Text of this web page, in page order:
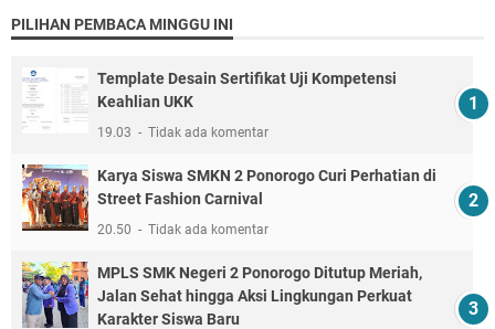
PILIHAN PEMBACA MINGGU INI
Template Desain Sertifikat Uji Kompetensi
Keahlian UKK
19.03 Tidak ada komentar
Karya Siswa SMKN 2 Ponorogo Curi Perhatian di
Street Fashion Carnival
20.50 Tidak ada komentar
MPLS SMK Negeri 2 Ponorogo Ditutup Meriah,
Jalan Sehat hingga Aksi Lingkungan Perkuat
Karakter Siswa Baru